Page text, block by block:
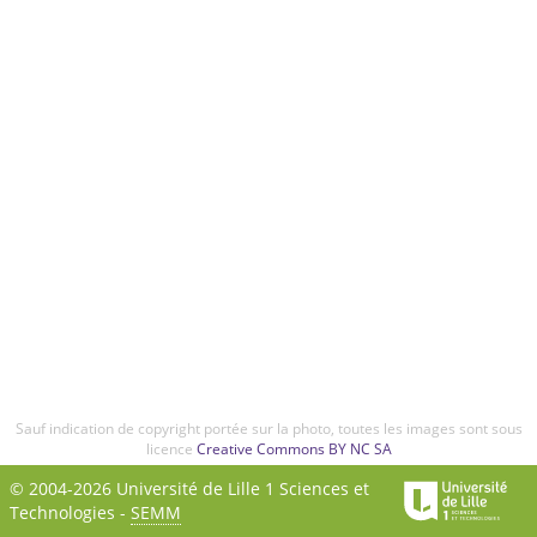
Sauf indication de copyright portée sur la photo, toutes les images sont sous
licence Creative Commons BY NC SA
© 2004-2026 Université de Lille 1 Sciences et
Technologies - SEMM